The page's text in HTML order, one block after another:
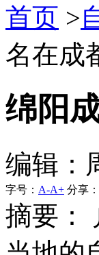
首页 >
名在成
绵阳
编辑：
字号： A-A+ 分享：
摘要：